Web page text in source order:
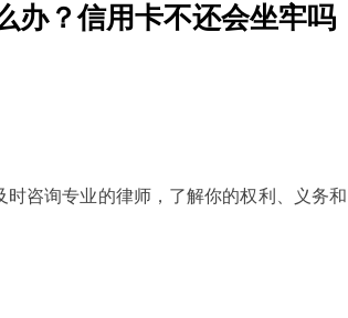
办？信用卡不还会坐牢吗
咨询专业的律师，了解你的权利、义务和